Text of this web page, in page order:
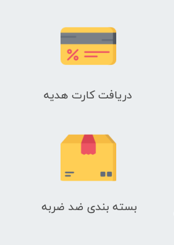
دریافت کارت هدیه
بسته بندی ضد ضربه